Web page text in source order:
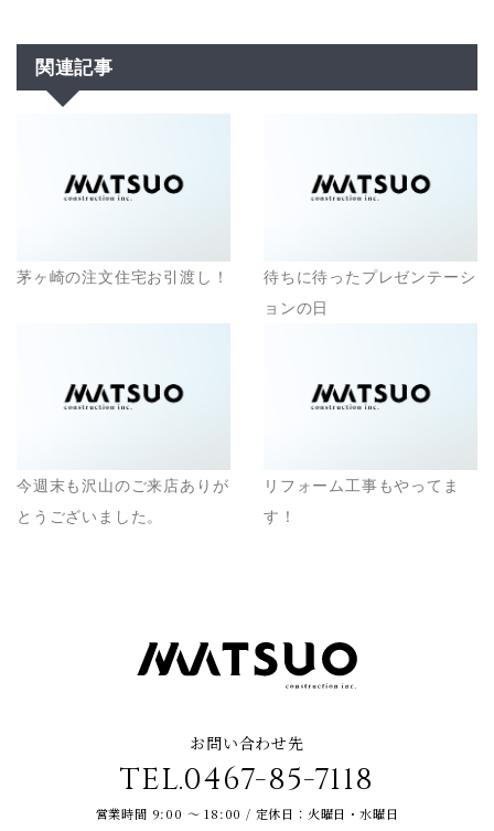
関連記事
茅ヶ崎の注文住宅お引渡し！
待ちに待ったプレゼンテーシ
ョンの日
今週末も沢山のご来店ありが
とうございました。
リフォーム工事もやってま
す！
お問い合わせ先
TEL.0467-85-7118
営業時間 9:00 ～ 18:00 / 定休日：火曜日・水曜日